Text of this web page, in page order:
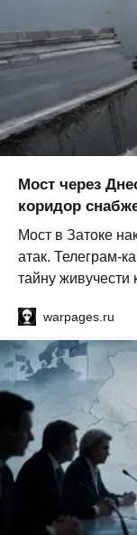
Мост через
коридор
Мост в Затоке
атак. Телеграм-
тайну живучести
warpages.ru